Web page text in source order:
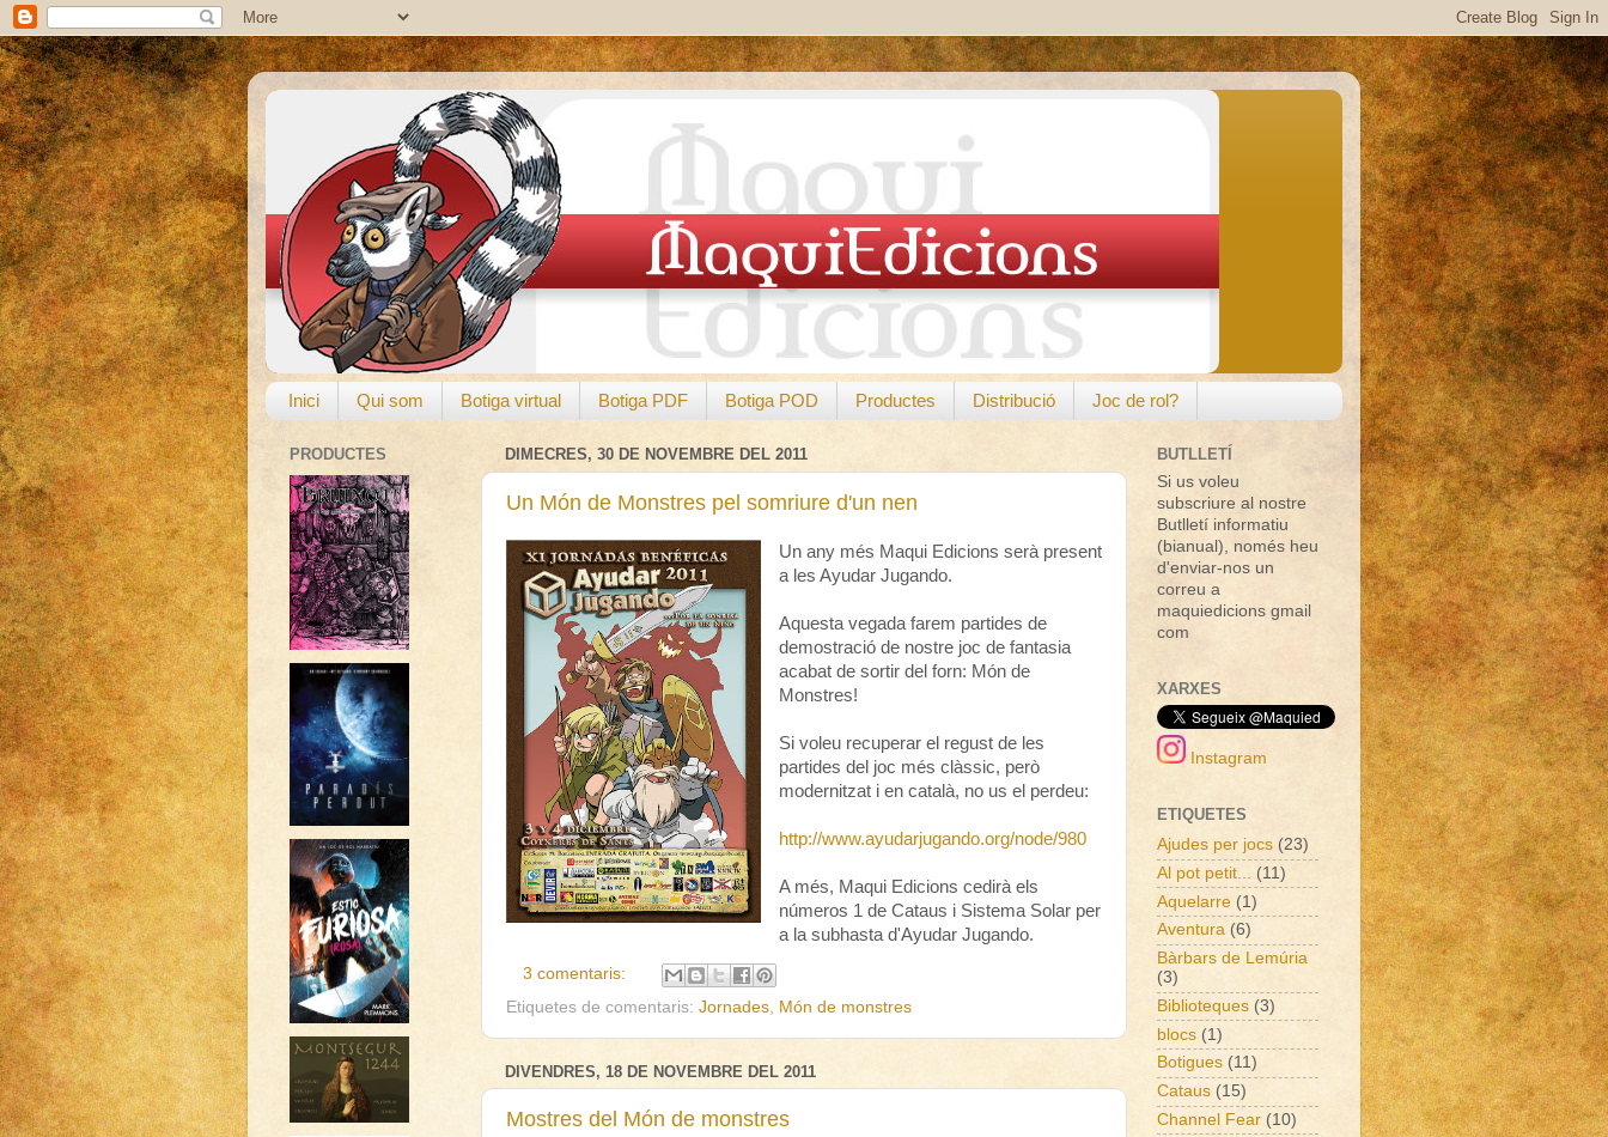
Inici Qui som Botiga virtual Botiga PDF Botiga POD Productes Distribució Joc de rol?
DIMECRES, 30 DE NOVEMBRE DEL 2011
Un Món de Monstres pel somriure d'un nen
Un any més Maqui Edicions serà present
a les Ayudar Jugando.
Aquesta vegada farem partides de
demostració de nostre joc de fantasia
acabat de sortir del forn: Món de
Monstres!
Si voleu recuperar el regust de les
partides del joc més clàssic, però
modernitzat i en català, no us el perdeu:
http://www.ayudarjugando.org/node/980
A més, Maqui Edicions cedirà els
números 1 de Cataus i Sistema Solar per
a la subhasta d'Ayudar Jugando.
3 comentaris:
Etiquetes de comentaris: Jornades Món de monstres
DIVENDRES, 18 DE NOVEMBRE DEL 2011
Mostres del Món de monstres
PRODUCTES
BUTLLETÍ
Si us voleu
subscriure al nostre
Butlletí informatiu
(bianual), només heu
d'enviar-nos un
correu a
maquiedicions gmail
com
XARXES
Instagram
ETIQUETES
Ajudes per jocs (23)
Al pot petit...
(11)
Aquelarre (1)
Aventura (6)
Bàrbars de Lemúria
(3)
Biblioteques (3)
blocs (1)
Botigues (11)
Cataus (15)
Channel Fear (10)